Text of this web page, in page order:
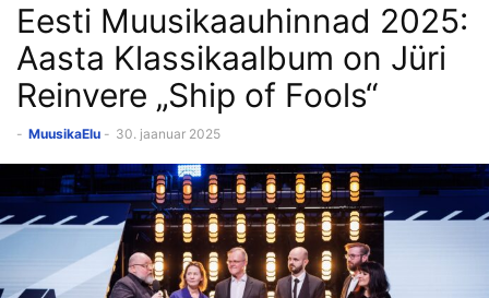
Eesti Muusikaauhinnad 2025:
Aasta Klassikaalbum on Jüri
Reinvere „Ship of Fools“
- MuusikaElu - 30. jaanuar 2025